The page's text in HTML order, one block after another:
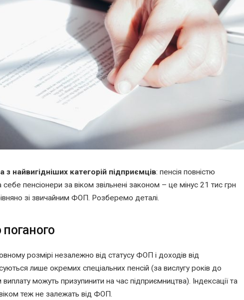
з найвигідніших категорій підприємців: пенсія повністю
пенсіонери за віком звільнені законом – це мінус 21 тис грн
зі звичайним ФОП. Розберемо деталі.
розмірі незалежно від статусу ФОП і доходів від
лише окремих спеціальних пенсій (за вислугу років до
можуть призупинити на час підприємництва). Індексації та
теж не залежать від ФОП.